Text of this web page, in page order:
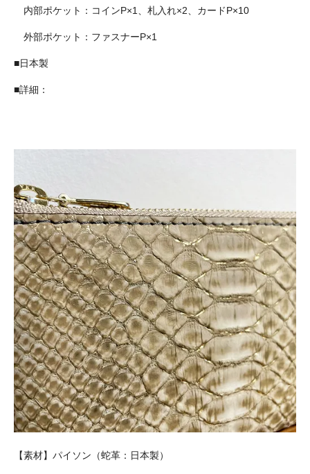
内部ポケット：コインP×1、札入れ×2、カードP×10
外部ポケット：ファスナーP×1
■日本製
■詳細：
【素材】パイソン（蛇革：日本製）